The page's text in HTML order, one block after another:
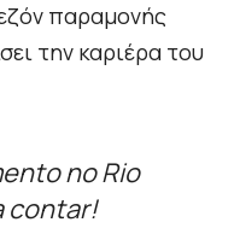
παραμονής
την καριέρα του
no Rio
contar!